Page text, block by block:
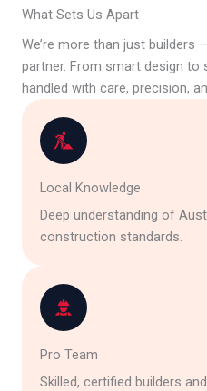
Local Knowledge
Deep understanding of
construction standards.
Pro Team
Skilled, certified builders
What Sets Us Apart
We’re more than just builders
partner. From smart design to
handled with care, precision,